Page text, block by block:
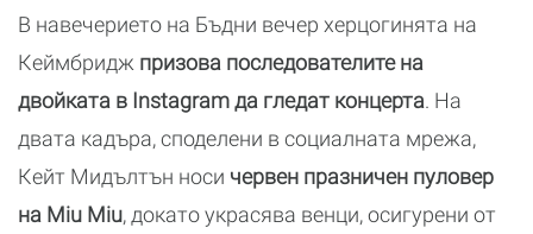
В навечерието на Бъдни вечер херцогинята на
Кеймбридж призова последователите на
двойката в Instagram да гледат концерта. На
двата кадъра, споделени в социалната мрежа,
Кейт Мидълтън носи червен празничен пуловер
на Miu Miu, докато украсява венци, осигурени от